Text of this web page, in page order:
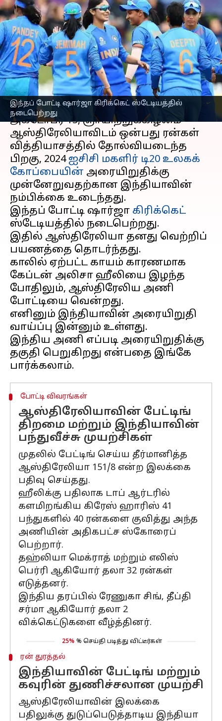
இந்தப் போட்டி ஷார்ஜா கிரிக்கெட் ஸ்டேடியத்தில்
நடைபெற்றது
WT20 WC: இந்தியாவின்
அரையிறுதி வாய்ப்பு
இன்னும் பிரகாசமாக
உள்ளது; எப்படி?
எழுதியவர் Venkatalakshmi V Oct 14, 2024 09:54 am
செய்தி முன்னோட்டம்
அக்டோபர் 13, ஞாயிற்றுக்கிழமை
ஆஸ்திரேலியாவிடம் ஒன்பது ரன்கள்
வித்தியாசத்தில் தோல்வியடைந்த
பிறகு, 2024 ஐசிசி மகளிர் டி20 உலகக்
கோப்பையின் அரையிறுதிக்கு
முன்னேறுவதற்கான இந்தியாவின்
நம்பிக்கை உடைந்தது.
இந்தப் போட்டி ஷார்ஜா கிரிக்கெட்
ஸ்டேடியத்தில் நடைபெற்றது.
இதில் ஆஸ்திரேலியா தனது வெற்றிப்
பயணத்தை தொடர்ந்தது.
காலில் ஏற்பட்ட காயம் காரணமாக
கேப்டன் அலிசா ஹீலியை இழந்த
போதிலும், ஆஸ்திரேலிய அணி
போட்டியை வென்றது.
எனினும் இந்தியாவின் அரையிறுதி
வாய்ப்பு இன்னும் உள்ளது.
இந்திய அணி எப்படி அரையிறுதிக்கு
தகுதி பெறுகிறது என்பதை இங்கே
போட்டி விவரங்கள்
ஆஸ்திரேலியாவின் பேட்டிங்
திறமை மற்றும் இந்தியாவின்
பந்துவீச்சு முயற்சிகள்
முதலில் பேட்டிங் செய்ய தீர்மானித்த
ஆஸ்திரேலியா 151/8 என்ற இலக்கை
பதிவு செய்தது.
ஹீலிக்கு பதிலாக டாப் ஆர்டரில்
களமிறங்கிய கிரேஸ் ஹாரிஸ் 41
பந்துகளில் 40 ரன்களை குவித்து அந்த
அணியின் அதிகபட்ச ஸ்கோரைப்
பெற்றார்.
தஹ்லியா மெக்ராத் மற்றும் எலிஸ்
பெர்ரி ஆகியோர் தலா 32 ரன்கள்
எடுத்தனர்.
இந்திய தரப்பில் ரேணுகா சிங், தீப்தி
சர்மா ஆகியோர் தலா 2
விக்கெட்டுகளை வீழ்த்தினர்.
25% % செய்தி படித்து விட்டீர்கள்
ரன் துரத்தல்
இந்தியாவின் பேட்டிங் மற்றும்
கவுரின் துணிச்சலான முயற்சி
ஆஸ்திரேலியாவின் இலக்கை
பதிலுக்கு துடுப்பெடுத்தாடிய இந்தியா